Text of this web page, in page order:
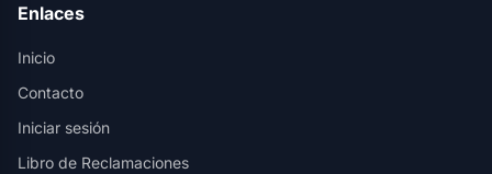
Enlaces
Inicio
Contacto
Iniciar sesión
Libro de Reclamaciones